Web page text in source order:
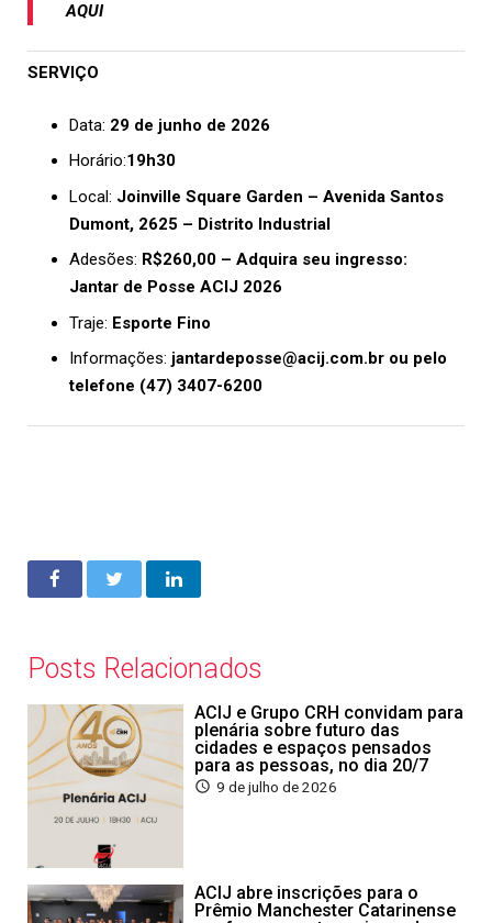
AQUI
SERVIÇO
Data: 29 de junho de 2026
Horário:19h30
Local: Joinville Square Garden – Avenida Santos
Dumont, 2625 – Distrito Industrial
Adesões: R$260,00 – Adquira seu ingresso:
Jantar de Posse ACIJ 2026
Traje: Esporte Fino
Informações: jantardeposse@acij.com.brou pelo
telefone (47) 3407-6200
Posts Relacionados
ACIJ e Grupo CRH convidam para
plenária sobre futuro das
cidades e espaços pensados
para as pessoas, no dia 20/7
9 de julho de 2026
ACIJ abre inscrições para o
Prêmio Manchester Catarinense